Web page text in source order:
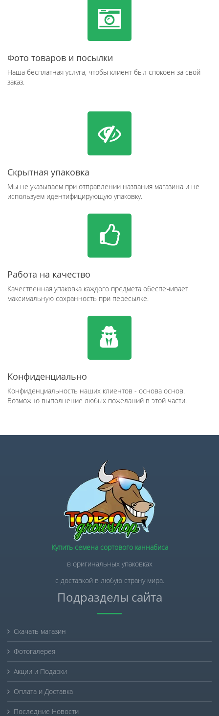
Фото товаров и посылки
Наша бесплатная услуга, чтобы клиент был спокоен за свой
заказ.
Скрытная упаковка
Мы не указываем при отправлении названия магазина и не
используем идентифицирующую упаковку.
Работа на качество
Качественная упаковка каждого предмета обеспечивает
максимальную сохранность при пересылке.
Конфиденциально
Конфиденциальность наших клиентов - основа основ.
Возможно выполнение любых пожеланий в этой части.
Купить семена сортового каннабиса
в оригинальных упаковках
с доставкой в любую страну мира.
Подразделы сайта
Скачать магазин
Фотогалерея
Акции и Подарки
Оплата и Доставка
Последние Новости